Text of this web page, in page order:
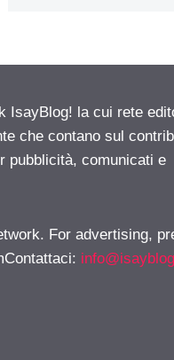
IsayBlog! la cui rete
che contano sul
pubblicità, comunicati e
For advertising,
: